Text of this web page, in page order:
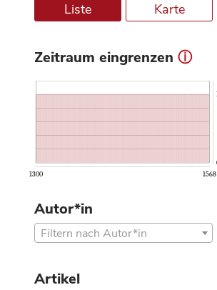
Liste Karte
Zeitraum eingrenzen ⓘ
1300 1568
Autor*in
Filtern nach Autor*in
Artikel